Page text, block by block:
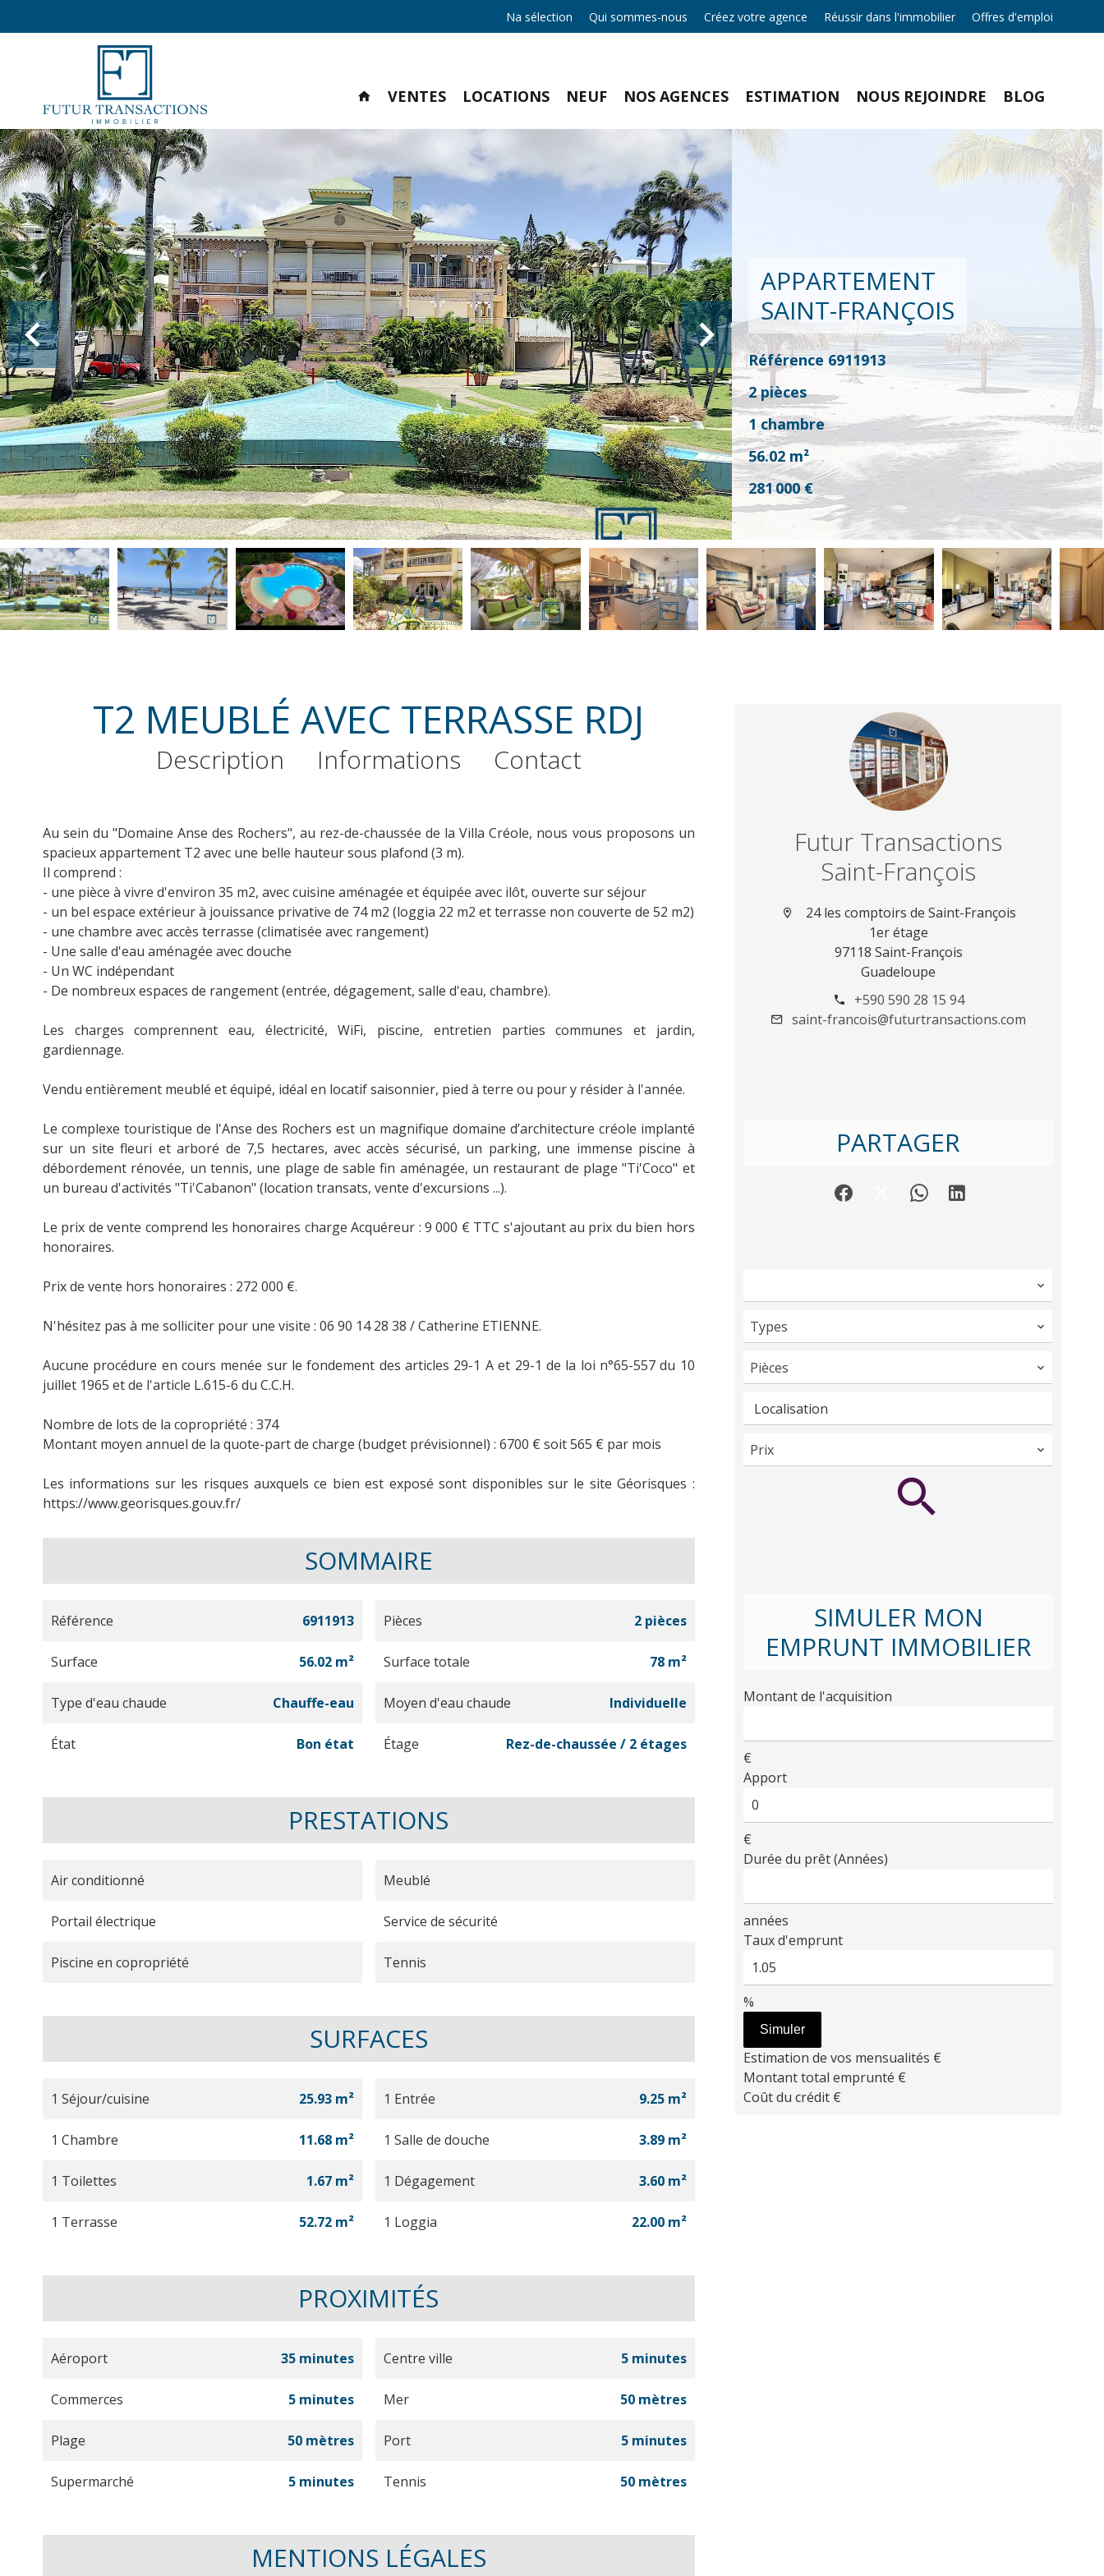
Na sélection Qui sommes-nous Créez votre agence Réussir dans l'immobilier Offres d'emploi
VENTES LOCATIONS NEUF NOS AGENCES ESTIMATION NOUS REJOINDRE BLOG
APPARTEMENT
SAINT-FRANÇOIS
Référence6911913
2 pièces
1 chambre
56.02 m²
281 000 €
T2 MEUBLÉ AVEC TERRASSE RDJ
Description Informations Contact
Au sein du "Domaine Anse des Rochers", au rez-de-chaussée de la Villa Créole, nous vous proposons un
spacieux appartement T2 avec une belle hauteur sous plafond (3 m).
Il comprend :
- une pièce à vivre d'environ 35 m2, avec cuisine aménagée et équipée avec ilôt, ouverte sur séjour
- un bel espace extérieur à jouissance privative de 74 m2 (loggia 22 m2 et terrasse non couverte de 52 m2)
- une chambre avec accès terrasse (climatisée avec rangement)
- Une salle d'eau aménagée avec douche
- Un WC indépendant
- De nombreux espaces de rangement (entrée, dégagement, salle d'eau, chambre).
Les charges comprennent eau, électricité, WiFi, piscine, entretien parties communes et jardin,
gardiennage.
Vendu entièrement meublé et équipé, idéal en locatif saisonnier, pied à terre ou pour y résider à l'année.
Le complexe touristique de l'Anse des Rochers est un magnifique domaine d’architecture créole implanté
sur un site fleuri et arboré de 7,5 hectares, avec accès sécurisé, un parking, une immense piscine à
débordement rénovée, un tennis, une plage de sable fin aménagée, un restaurant de plage "Ti'Coco" et
un bureau d'activités "Ti'Cabanon" (location transats, vente d'excursions ...).
Le prix de vente comprend les honoraires charge Acquéreur : 9 000 € TTC s'ajoutant au prix du bien hors
honoraires.
Prix de vente hors honoraires : 272 000 €.
N'hésitez pas à me solliciter pour une visite : 06 90 14 28 38 / Catherine ETIENNE.
Aucune procédure en cours menée sur le fondement des articles 29-1 A et 29-1 de la loi n°65-557 du 10
juillet 1965 et de l'article L.615-6 du C.C.H.
Nombre de lots de la copropriété : 374
Montant moyen annuel de la quote-part de charge (budget prévisionnel) : 6700 € soit 565 € par mois
Les informations sur les risques auxquels ce bien est exposé sont disponibles sur le site Géorisques :
https://www.georisques.gouv.fr/
SOMMAIRE
Référence 6911913 Pièces 2 pièces
Surface 56.02 m² Surface totale 78 m²
Type d'eau chaude Chauffe-eau Moyen d'eau chaude Individuelle
État Bon état Étage Rez-de-chaussée / 2 étages
PRESTATIONS
Air conditionné Meublé
Portail électrique Service de sécurité
Piscine en copropriété Tennis
SURFACES
1 Séjour/cuisine 25.93 m² 1 Entrée 9.25 m²
1 Chambre 11.68 m² 1 Salle de douche 3.89 m²
1 Toilettes 1.67 m² 1 Dégagement 3.60 m²
1 Terrasse 52.72 m² 1 Loggia 22.00 m²
PROXIMITÉS
Aéroport 35 minutes Centre ville 5 minutes
Commerces 5 minutes Mer 50 mètres
Plage 50 mètres Port 5 minutes
Supermarché 5 minutes Tennis 50 mètres
MENTIONS LÉGALES
Futur Transactions
Saint-François
24 les comptoirs de Saint-François
1er étage
97118 Saint-François
Guadeloupe
+590 590 28 15 94
saint-francois@futurtransactions.com
PARTAGER
Types
Pièces
Localisation
Prix
SIMULER MON
EMPRUNT IMMOBILIER
Montant de l'acquisition
€
Apport
€
Durée du prêt (Années)
années
Taux d'emprunt
%
Simuler
Estimation de vos mensualités €
Montant total emprunté €
Coût du crédit €